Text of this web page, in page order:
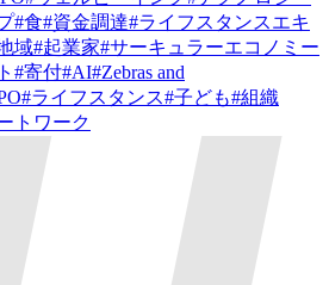
#食#資金調達#ライフスタンスエキ
域#起業家#サーキュラーエコノミー
#寄付#AI#Zebras and
#ライフスタンス#子ども#組織
トワーク